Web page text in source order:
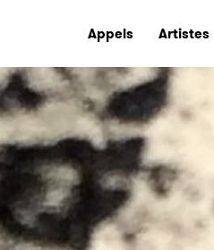
Appels Artistes